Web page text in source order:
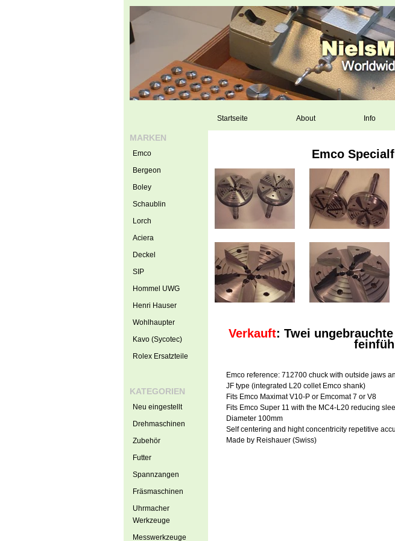
Startseite About Info
Emco
Verkauft: Twei
Emco reference: 712700 chuck with outside jaws
JF type (integrated L20 collet Emco shank)
Fits Emco Maximat V10-P or Emcomat 7 or V8
Fits Emco Super 11 with the MC4-L20 reducing
Diameter 100mm
Self centering and hight concentricity repetitive
Made by Reishauer (Swiss)
MARKEN
Emco
Bergeon
Boley
Schaublin
Lorch
Aciera
Deckel
SIP
Hommel UWG
Henri Hauser
Wohlhaupter
Kavo (Sycotec)
Rolex Ersatzteile
KATEGORIEN
Neu eingestellt
Drehmaschinen
Zubehör
Futter
Spannzangen
Fräsmaschinen
Uhrmacher
Werkzeuge
Messwerkzeuge